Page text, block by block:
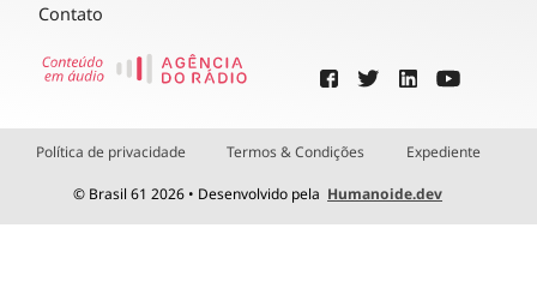
Contato
Política de privacidade Termos & Condições Expediente
© Brasil 61 2026 • Desenvolvido pela Humanoide.dev